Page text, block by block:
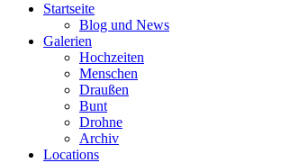
Startseite
Blog und News
Galerien
Hochzeiten
Menschen
Draußen
Bunt
Drohne
Archiv
Locations